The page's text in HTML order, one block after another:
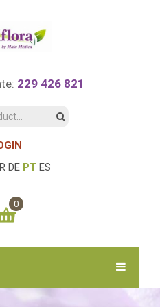
229 426 821
DE PT ES
0
shopping cart
0.00€